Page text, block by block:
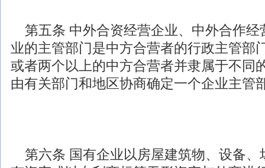
第五条 中外合资经营企业、中外合作经
业的主管部门是中方合营者的行政主管部
或者两个以上的中方合营者并隶属于不同
由有关部门和地区协商确定一个企业主管
第六条 国有企业以房屋建筑物、设备、